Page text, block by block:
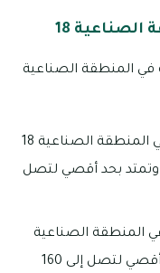
18
في المنطقة الصناعية
تبدأ أسعار استئجار المستودعات في المنطقة الصناعية 18
وتمتد بحد أقصي لتصل
في المنطقة الصناعية
18 فإنها تبدأ من 22 ألف وتمتد بحد أقصي لتصل إلى 160